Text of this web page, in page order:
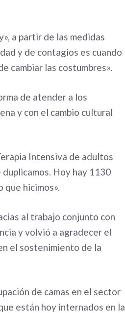
a partir de las medidas
y de contagios es cuando
cambiar las costumbres».
de atender a los
y con el cambio cultural
Intensiva de adultos
Hoy hay 1130
hicimos».
al trabajo conjunto con
y volvió a agradecer el
el sostenimiento de la
de camas en el sector
están hoy internados en la